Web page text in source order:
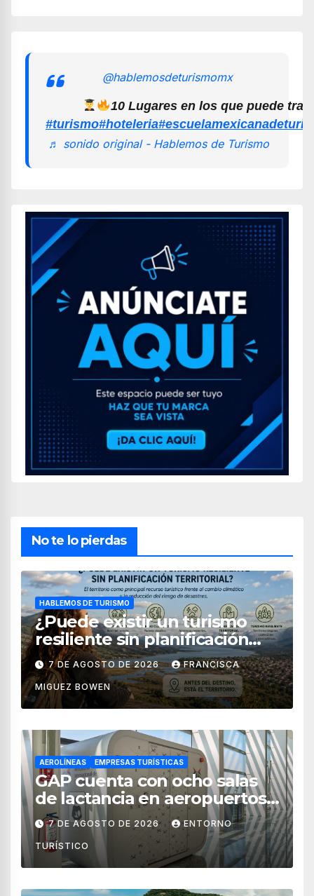
@hablemosdeturismomx
10 Lugares en los que puede
#turismo#hoteleria
♬ sonido original - Hablemos de Turismo
No te lo pierdas
HABLEMOS DE TURISMO
¿Puede existir un turismo
resiliente sin planificación
territorial?
7 DE AGOSTO DE 2026 FRANCISCA
MIGUEZ BOWEN
AEROLÍNEAS EMPRESAS TURÍSTICAS
GAP cuenta con ocho salas
de lactancia en aeropuertos
de México
7 DE AGOSTO DE 2026 ENTORNO
TURÍSTICO